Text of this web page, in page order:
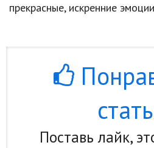
прекрасные, искренние
Поставь лайк,